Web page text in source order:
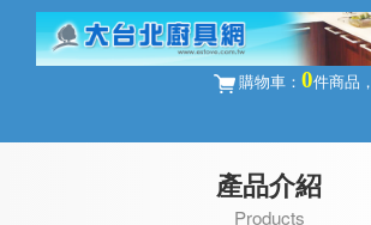
購物車： 0件商品，
產品介紹
Products